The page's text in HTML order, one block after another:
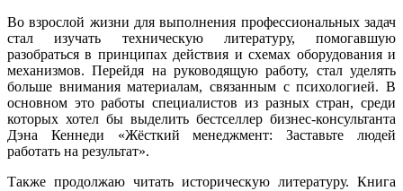
Во взрослой жизни для выполнения профессиональных задач
стал изучать техническую литературу, помогавшую
разобраться в принципах действия и схемах оборудования и
механизмов. Перейдя на руководящую работу, стал уделять
больше внимания материалам, связанным с психологией. В
основном это работы специалистов из разных стран, среди
которых хотел бы выделить бестселлер бизнес-консультанта
Дэна Кеннеди «Жёсткий менеджмент: Заставьте людей
работать на результат».
Также продолжаю читать историческую литературу. Книга